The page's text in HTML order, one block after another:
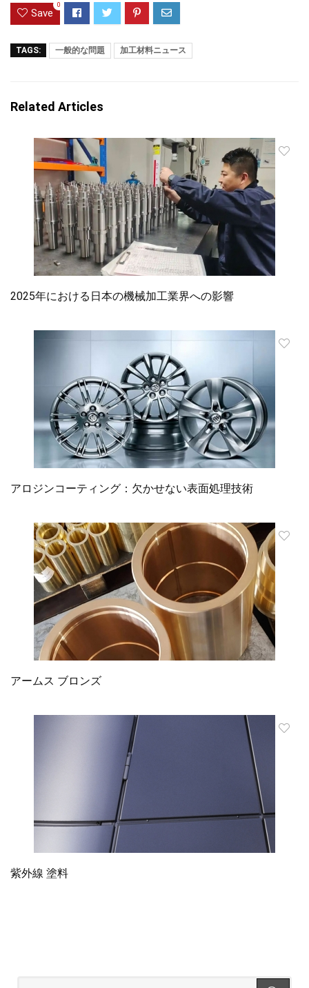
Save
0
TAGS: 一般的な問題 加工材料ニュース
Related Articles
2025年における日本の機械加工業界への影響
アロジンコーティング：欠かせない表面処理技術
アームス ブロンズ
紫外線 塗料